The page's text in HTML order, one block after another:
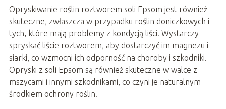
Opryskiwanie roślin roztworem soli Epsom jest również
skuteczne, zwłaszcza w przypadku roślin doniczkowych i
tych, które mają problemy z kondycją liści. Wystarczy
spryskać liście roztworem, aby dostarczyć im magnezu i
siarki, co wzmocni ich odporność na choroby i szkodniki.
Opryski z soli Epsom są również skuteczne w walce z
mszycami i innymi szkodnikami, co czyni je naturalnym
środkiem ochrony roślin.